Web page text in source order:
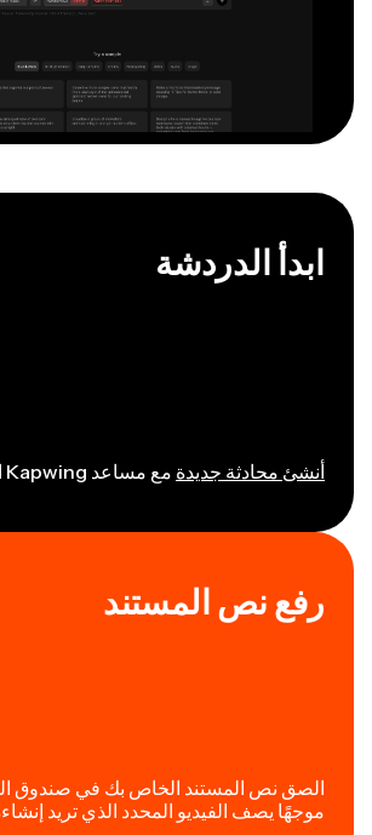
ابدأ الدردشة
أنشئ محادثة جديدة مع مساعد Kapwing الذكي، Kai.
رفع نص المستند
الصق نص المستند الخاص بك في صندوق
موجهًا يصف الفيديو المحدد الذي تريد